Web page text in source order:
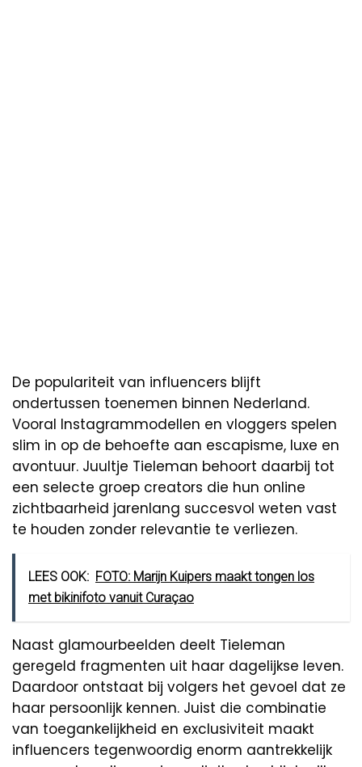
De populariteit van influencers blijft
ondertussen toenemen binnen Nederland.
Vooral Instagrammodellen en vloggers spelen
slim in op de behoefte aan escapisme, luxe en
avontuur. Juultje Tieleman behoort daarbij tot
een selecte groep creators die hun online
zichtbaarheid jarenlang succesvol weten vast
te houden zonder relevantie te verliezen.
LEES OOK: FOTO: Marijn Kuipers maakt tongen los
met bikinifoto vanuit Curaçao
Naast glamourbeelden deelt Tieleman
geregeld fragmenten uit haar dagelijkse leven.
Daardoor ontstaat bij volgers het gevoel dat ze
haar persoonlijk kennen. Juist die combinatie
van toegankelijkheid en exclusiviteit maakt
influencers tegenwoordig enorm aantrekkelijk